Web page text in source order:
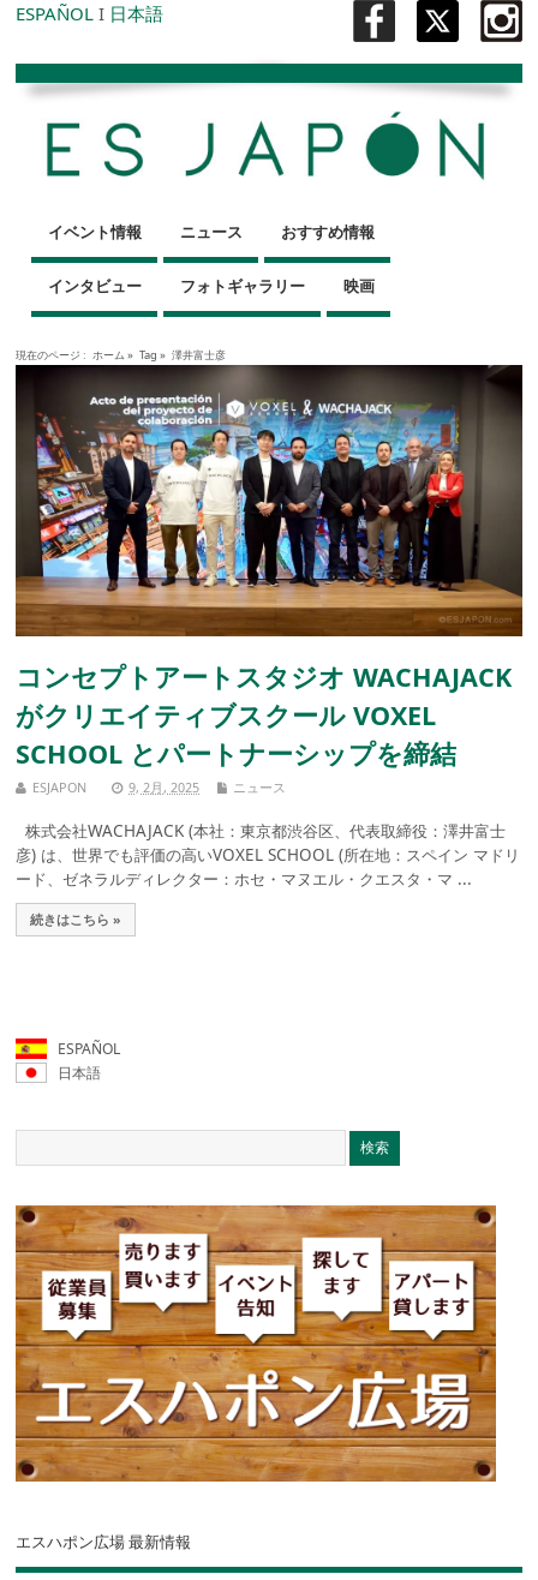
ESPAÑOL I 日本語
イベント情報 ニュース おすすめ情報
インタビュー フォトギャラリー 映画
現在のページ : ホーム » Tag » 澤井富士彦
コンセプトアートスタジオ WACHAJACK
がクリエイティブスクール VOXEL
SCHOOL とパートナーシップを締結
ESJAPON 9, 2月, 2025 ニュース
株式会社WACHAJACK (本社：東京都渋谷区、代表取締役：澤井富士
彦) は、世界でも評価の高いVOXEL SCHOOL (所在地：スペイン マドリ
ード、ゼネラルディレクター：ホセ・マヌエル・クエスタ・マ ...
続きはこちら »
ESPAÑOL
日本語
エスハポン広場 最新情報